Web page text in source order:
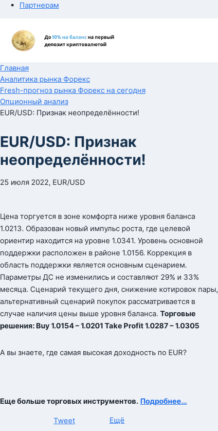
Партнерам
Главная
Аналитика рынка Форекс
Fresh-прогноз рынка Форекс на сегодня
Опционный анализ
EUR/USD: Признак неопределённости!
EUR/USD: Признак
неопределённости!
25 июля 2022, EUR/USD
Цена торгуется в зоне комфорта ниже уровня баланса
1.0213. Образован новый импульс роста, где целевой
ориентир находится на уровне 1.0341. Уровень основной
поддержки расположен в районе 1.0156. Коррекция в
область поддержки является основным сценарием.
Параметры ДС не изменились и составляют 29% и 33%
месяца. Сценарий текущего дня, снижение котировок пары,
альтернативный сценарий покупок рассматривается в
случае наличия цены выше уровня баланса. Торговые
решения: Buy1.0154 – 1.0201 Take Profit 1.0287 – 1.0305
А вы знаете, где самая высокая доходность по EUR?
Еще больше торговых инструментов. Подробнее...
Tweet Ещё